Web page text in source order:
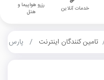
خدمات آنلاین
رزرو هواپیما و
هتل
تامین کنندگان اینترنت پارس